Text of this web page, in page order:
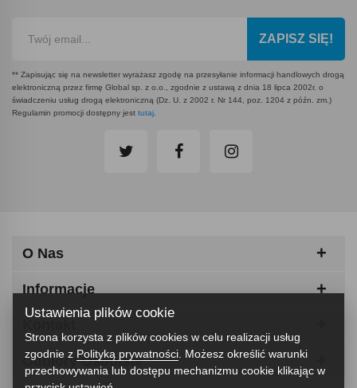
ZAPISZ SIĘ!
** Zapisując się na newsletter wyrażasz zgodę na przesyłanie informacji handlowych drogą
elektroniczną przez firmę Global sp. z o.o., zgodnie z ustawą z dnia 18 lipca 2002r. o
świadczeniu usług drogą elektroniczną (Dz. U. z 2002 r. Nr 144, poz. 1204 z późn. zm.)
Regulamin promocji dostępny jest tutaj
O Nas
Informacje
Odbiory Osobiste
Ustawienia plików cookie
Strona korzysta z plików cookies w celu realizacji usług
zgodnie z Polityką prywatności . Możesz określić warunki
przechowywania lub dostępu mechanizmu cookie klikając w